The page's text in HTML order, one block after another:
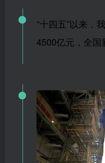
“十四五”以来，
4500亿元，全国